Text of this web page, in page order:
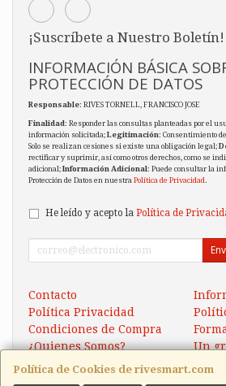
Política de Cookies de rivesmart.com
¡Suscríbete a Nuestro Boletín!
INFORMACIÓN BÁSICA
PROTECCIÓN DE DATOS
Responsable: RIVES TORNELL, FRANCISCO JOSE
Finalidad: Responder las consultas planteadas por el
información solicitada;Legitimación: Consentimiento
Solo se realizan cesiones si existe una obligación legal;
rectificar y suprimir, así como otros derechos, como se
adicional;Información Adicional: Puede consultar la
Protección de Datos en nuestra Política de Privacidad.
He leído y acepto la Política de
Contacto
Política Privacidad
Condiciones de Compra
¿Quienes Somos?
Un